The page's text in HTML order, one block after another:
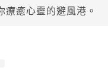
療癒心靈的避風港。